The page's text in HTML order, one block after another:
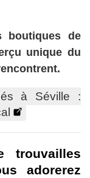
boutiques de
unique du
à Séville :
adorerez